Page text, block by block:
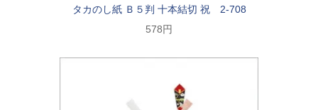
タカのし紙 Ｂ５判 十本結切 祝 2-708
578円